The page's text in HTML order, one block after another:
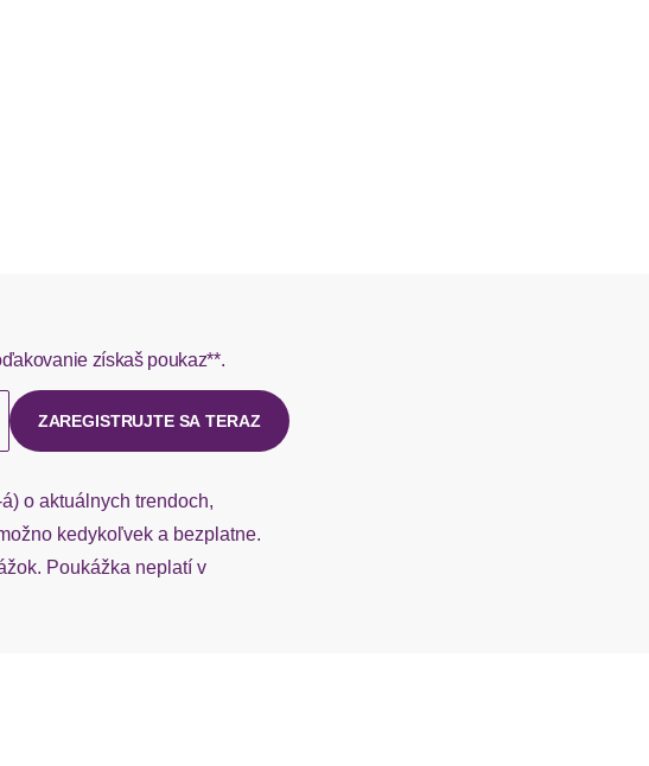
získaš poukaz**.
ZAREGISTRUJTE SA TERAZ
o aktuálnych trendoch,
kedykoľvek a bezplatne.
Poukážka neplatí v